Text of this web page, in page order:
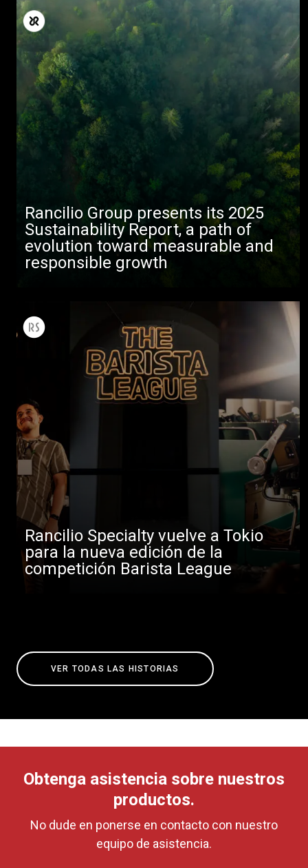
Rancilio Group presents its 2025
Sustainability Report, a path of
evolution toward measurable and
responsible growth
Rancilio Specialty vuelve a Tokio
para la nueva edición de la
competición Barista League
VER TODAS LAS HISTORIAS
Obtenga asistencia sobre nuestros
productos.
No dude en ponerse en contacto con nuestro
equipo de asistencia.